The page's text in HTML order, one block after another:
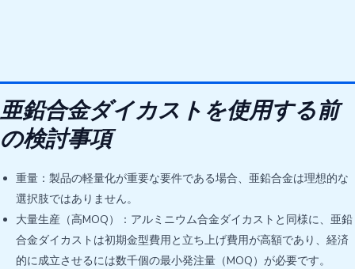
亜鉛合金ダイカストを使用する前
の検討事項
重量：製品の軽量化が重要な要件である場合、亜鉛合金は理想的な
選択肢ではありません。
大量生産（高MOQ）：アルミニウム合金ダイカストと同様に、亜鉛
合金ダイカストは初期金型費用と立ち上げ費用が高額であり、経済
的に成立させるには数千個の最小発注量（MOQ）が必要です。